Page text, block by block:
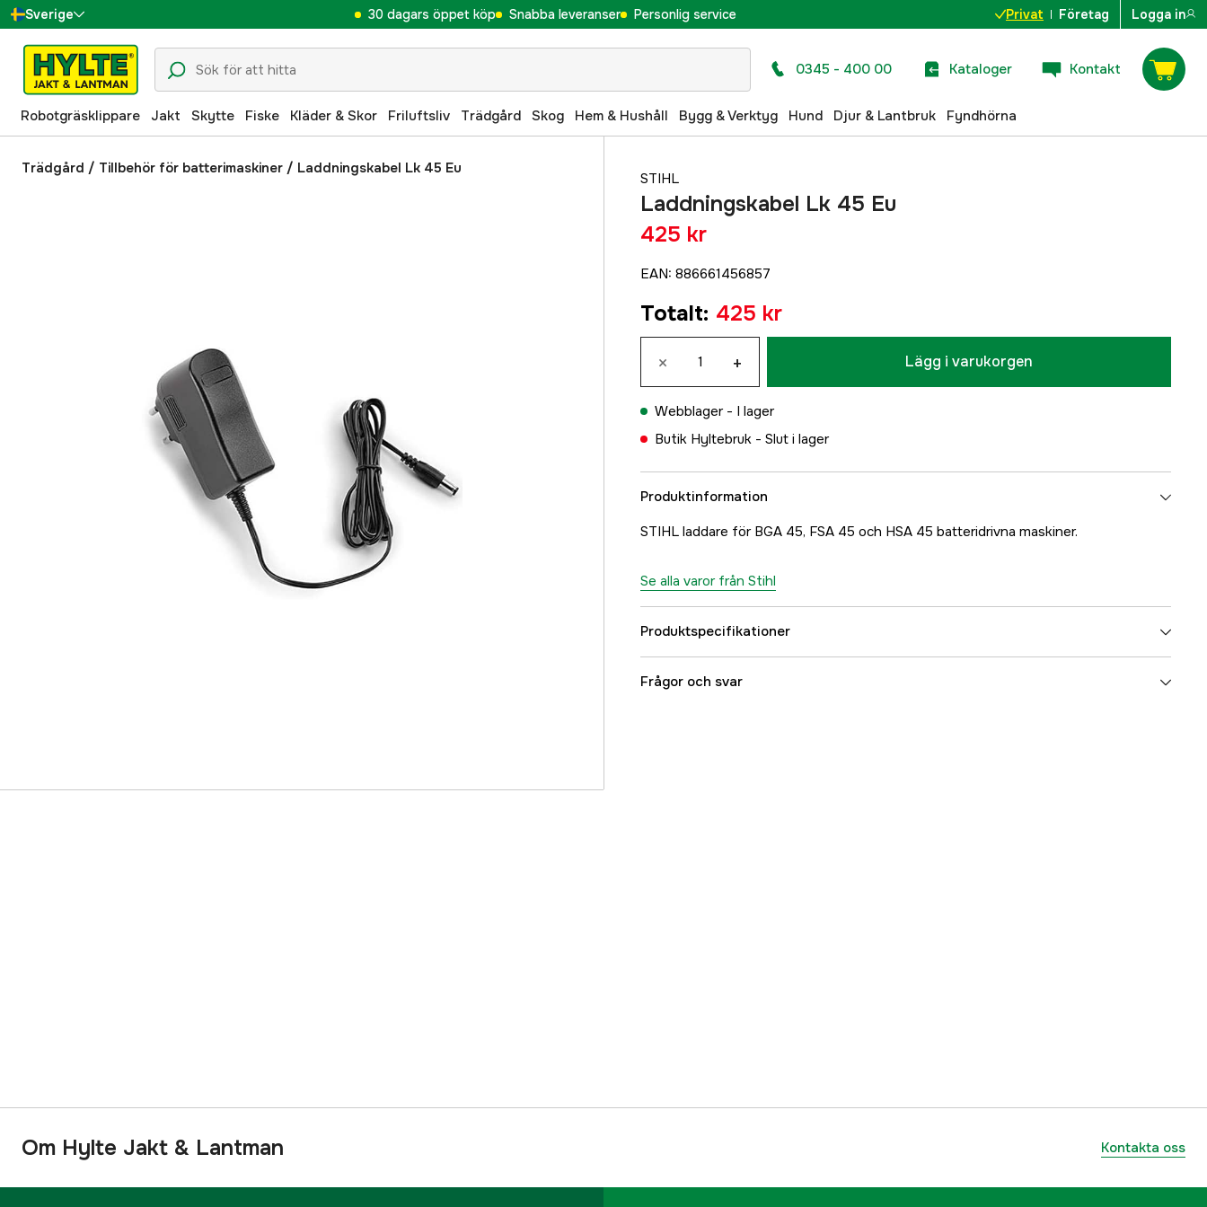
Sverige
Danmark
Suomi
Norge
Deutschland
30 dagars öppet köp Snabba leveranser Personlig service Privat Företag Logga in
0345 - 400 00 Kataloger Kontakt
Robotgräsklippare Jakt Skytte Fiske Kläder & Skor Friluftsliv Trädgård Skog Hem & Hushåll Bygg & Verktyg Hund Djur & Lantbruk Fyndhörna
Trädgård / Tillbehör för batterimaskiner / Laddningskabel Lk 45 Eu
STIHL
Laddningskabel Lk 45 Eu
425 kr
EAN: 886661456857
Totalt: 425 kr
× + Lägg i varukorgen
Webblager - I lager
Butik Hyltebruk - Slut i lager
Produktinformation
STIHL laddare för BGA 45, FSA 45 och HSA 45 batteridrivna maskiner.
Se alla varor från Stihl
Produktspecifikationer
Referensnummer
Frågor och svar
Om Hylte Jakt & Lantman Kontakta oss